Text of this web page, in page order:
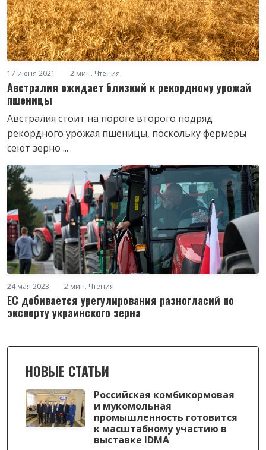
17 июня 2021 2 мин. Чтения
Австралия ожидает близкий к рекордному урожай
пшеницы
Австралия стоит на пороге второго подряд
рекордного урожая пшеницы, поскольку фермеры
сеют зерно ...
24 мая 2023 2 мин. Чтения
ЕС добивается урегулирования разногласий по
экспорту украинского зерна
НОВЫЕ СТАТЬИ
Российская комбикормовая
и мукомольная
промышленность готовится
к масштабному участию в
выставке IDMA